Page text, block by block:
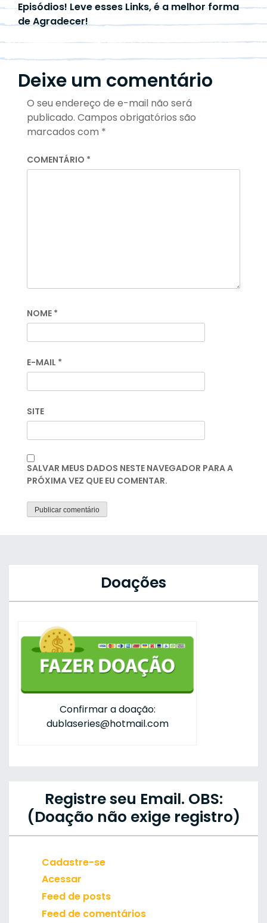
Episódios! Leve esses Links, é a melhor forma
de Agradecer!
Deixe um comentário
O seu endereço de e-mail não será
publicado. Campos obrigatórios são
marcados com *
COMENTÁRIO *
NOME *
E-MAIL *
SITE
SALVAR MEUS DADOS NESTE NAVEGADOR PARA A
PRÓXIMA VEZ QUE EU COMENTAR.
Doações
Confirmar a doação:
dublaseries@hotmail.com
Registre seu Email. OBS:
(Doação não exige registro)
Cadastre-se
Acessar
Feed de posts
Feed de comentários